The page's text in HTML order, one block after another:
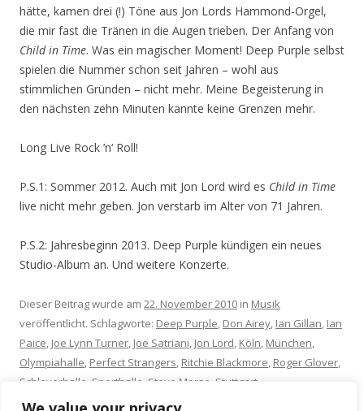
hätte, kamen drei (!) Töne aus Jon Lords Hammond-Orgel,
die mir fast die Tränen in die Augen trieben. Der Anfang von
Child in Time. Was ein magischer Moment! Deep Purple selbst
spielen die Nummer schon seit Jahren – wohl aus
stimmlichen Gründen – nicht mehr. Meine Begeisterung in
den nächsten zehn Minuten kannte keine Grenzen mehr.
Long Live Rock ’n‘ Roll!
P.S.1: Sommer 2012. Auch mit Jon Lord wird es Child in Time
live nicht mehr geben. Jon verstarb im Alter von 71 Jahren.
P.S.2: Jahresbeginn 2013. Deep Purple kündigen ein neues
Studio-Album an. Und weitere Konzerte.
Dieser Beitrag wurde am 22. November 2010 in Musik
veröffentlicht. Schlagworte: Deep Purple, Don Airey, Ian Gillan, Ian
Paice, Joe Lynn Turner, Joe Satriani, Jon Lord, Köln, München,
Olympiahalle, Perfect Strangers, Ritchie Blackmore, Roger Glover,
Schleyerhalle Sporthalle Steve Morse Stuttgart